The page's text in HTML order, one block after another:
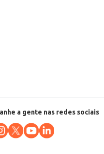
a gente nas redes sociais